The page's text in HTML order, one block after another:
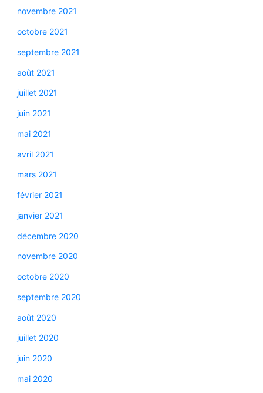
novembre 2021
octobre 2021
septembre 2021
août 2021
juillet 2021
juin 2021
mai 2021
avril 2021
mars 2021
février 2021
janvier 2021
décembre 2020
novembre 2020
octobre 2020
septembre 2020
août 2020
juillet 2020
juin 2020
mai 2020